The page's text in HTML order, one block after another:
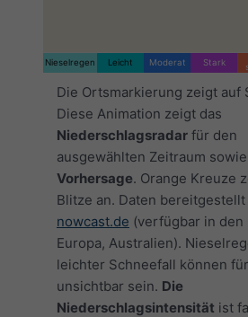
Nieselregen Leicht Moderat Stark
Die Ortsmarkierung zeigt auf
Diese Animation zeigt das
Niederschlagsradar für den
ausgewählten Zeitraum
Vorhersage. Orange Kreuze
Blitze an. Daten
nowcast.de (verfügbar in den
Europa, Australien).
leichter Schneefall können
unsichtbar sein. Die
Niederschlagsintensität ist